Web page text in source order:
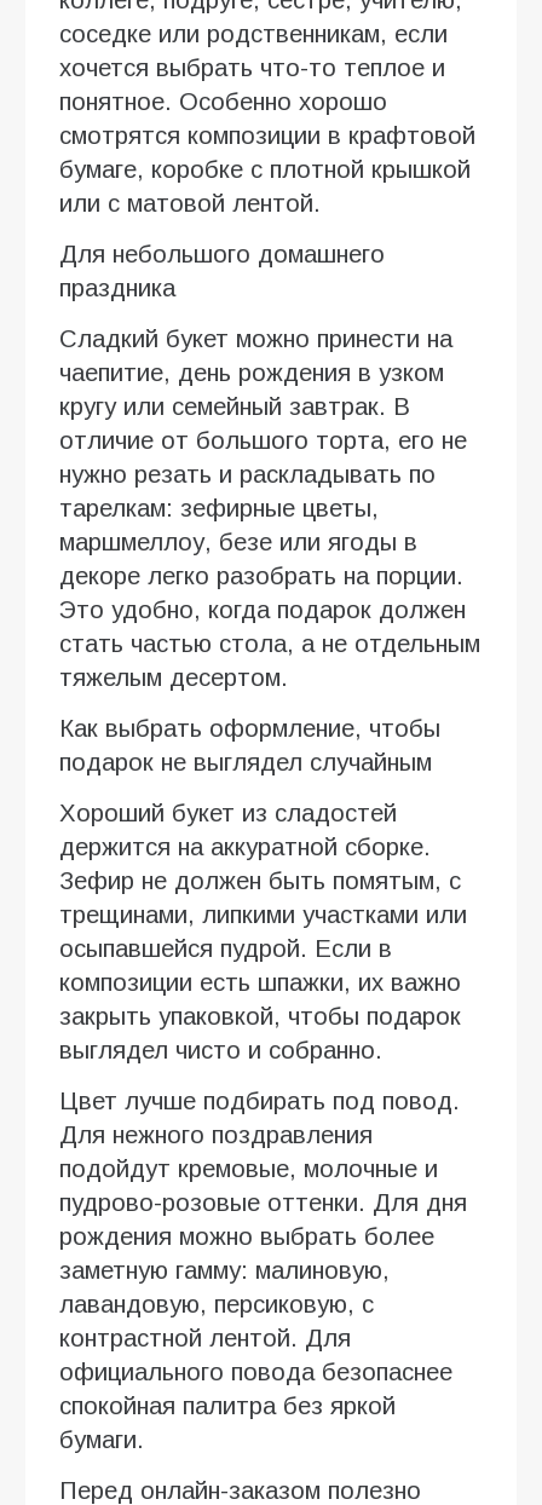
соседке или родственникам, если
хочется выбрать что-то теплое и
понятное. Особенно хорошо
смотрятся композиции в крафтовой
бумаге, коробке с плотной крышкой
или с матовой лентой.
Для небольшого домашнего
праздника
Сладкий букет можно принести на
чаепитие, день рождения в узком
кругу или семейный завтрак. В
отличие от большого торта, его не
нужно резать и раскладывать по
тарелкам: зефирные цветы,
маршмеллоу, безе или ягоды в
декоре легко разобрать на порции.
Это удобно, когда подарок должен
стать частью стола, а не отдельным
тяжелым десертом.
Как выбрать оформление, чтобы
подарок не выглядел случайным
Хороший букет из сладостей
держится на аккуратной сборке.
Зефир не должен быть помятым, с
трещинами, липкими участками или
осыпавшейся пудрой. Если в
композиции есть шпажки, их важно
закрыть упаковкой, чтобы подарок
выглядел чисто и собранно.
Цвет лучше подбирать под повод.
Для нежного поздравления
подойдут кремовые, молочные и
пудрово-розовые оттенки. Для дня
рождения можно выбрать более
заметную гамму: малиновую,
лавандовую, персиковую, с
контрастной лентой. Для
официального повода безопаснее
спокойная палитра без яркой
бумаги.
Перед онлайн-заказом полезно